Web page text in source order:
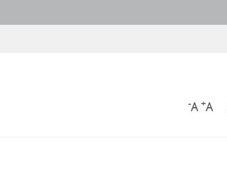
-A +A